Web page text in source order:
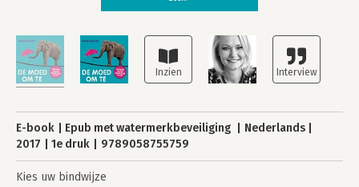
E-book Epub met watermerkbeveiliging
Nederlands
2017
1e druk 9789058755759
Kies uw bindwijze